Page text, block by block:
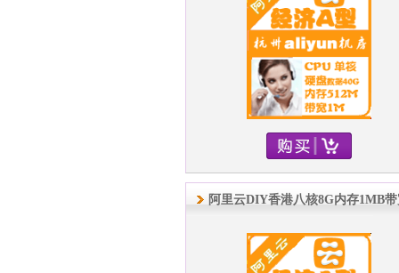
阿里云DIY香港八核8G内存1MB